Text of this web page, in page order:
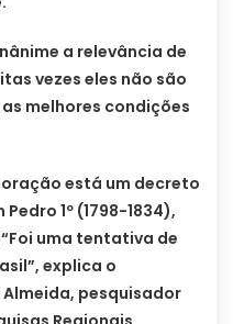
a relevância de
vezes eles não são
melhores condições
está um decreto
1º (1798-1834),
uma tentativa de
explica o
pesquisador